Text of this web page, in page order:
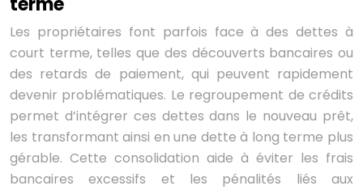
Les propriétaires font parfois face à des dettes à
court terme, telles que des découverts bancaires ou
des retards de paiement, qui peuvent rapidement
devenir problématiques. Le regroupement de crédits
permet d’intégrer ces dettes dans le nouveau prêt,
les transformant ainsi en une dette à long terme plus
gérable. Cette consolidation aide à éviter les frais
bancaires excessifs et les pénalités liés aux